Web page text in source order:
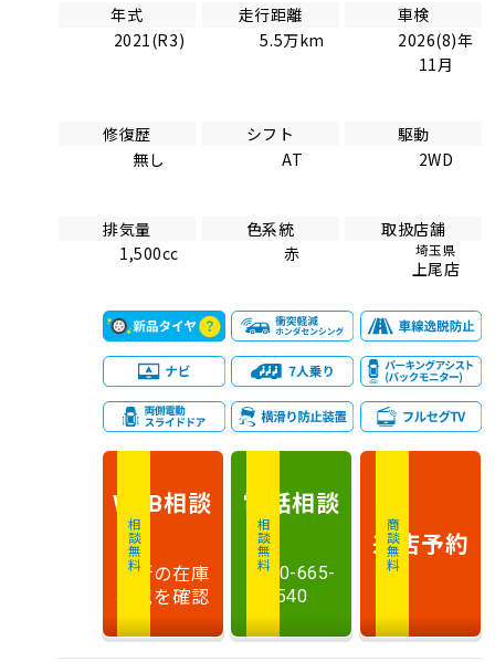
年式
2021(R3)
走行距離
5.5万km
車検
2026(8)年
11月
修復歴
無し
シフト
AT
駆動
2WD
排気量
1,500cc
色系統
赤
取扱店舗
埼玉県
上尾店
相談無料
WEB相談
最新の在庫
状況を確認
相談無料
電話相談
0120-665-
540
商談無料
来店予約